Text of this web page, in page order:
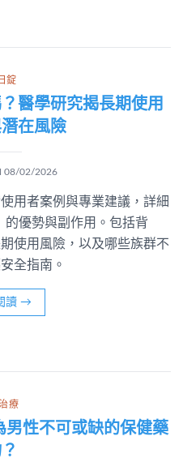
錠
醫學研究揭長期使用
在風險
08/02/2026
用者案例與專業建議，詳細
的優勢與副作用。包括背
使用風險，以及哪些族群不
全指南。
讀 →
療
性不可或缺的保健藥